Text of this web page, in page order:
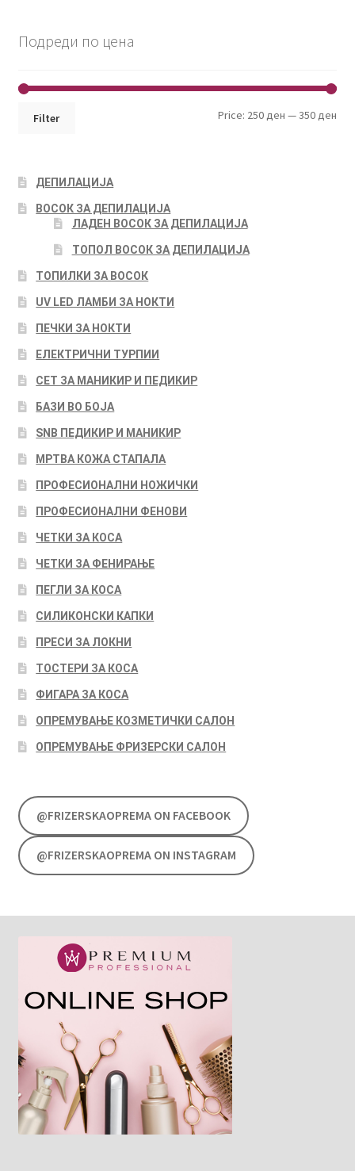
Подреди по цена
Filter Price: 250 ден —350 ден
ДЕПИЛАЦИЈА
ВОСОК ЗА ДЕПИЛАЦИЈА
ЛАДЕН ВОСОК ЗА ДЕПИЛАЦИЈА
ТОПОЛ ВОСОК ЗА ДЕПИЛАЦИЈА
ТОПИЛКИ ЗА ВОСОК
UV LED ЛАМБИ ЗА НОКТИ
ПЕЧКИ ЗА НОКТИ
ЕЛЕКТРИЧНИ ТУРПИИ
СЕТ ЗА МАНИКИР И ПЕДИКИР
БАЗИ ВО БОЈА
SNB ПЕДИКИР И МАНИКИР
МРТВА КОЖА СТАПАЛА
ПРОФЕСИОНАЛНИ НОЖИЧКИ
ПРОФЕСИОНАЛНИ ФЕНОВИ
ЧЕТКИ ЗА КОСА
ЧЕТКИ ЗА ФЕНИРАЊЕ
ПЕГЛИ ЗА КОСА
СИЛИКОНСКИ КАПКИ
ПРЕСИ ЗА ЛОКНИ
ТОСТЕРИ ЗА КОСА
ФИГАРА ЗА КОСА
ОПРЕМУВАЊЕ КОЗМЕТИЧКИ САЛОН
ОПРЕМУВАЊЕ ФРИЗЕРСКИ САЛОН
@FRIZERSKAOPREMA ON FACEBOOK
@FRIZERSKAOPREMA ON INSTAGRAM